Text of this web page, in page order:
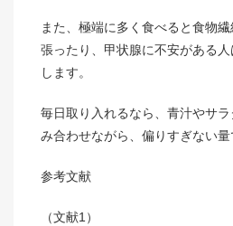
また、極端に多く食べると食物
張ったり、甲状腺に不安がある
します。
毎日取り入れるなら、青汁やサ
み合わせながら、偏りすぎない量
参考文献
（文献1）